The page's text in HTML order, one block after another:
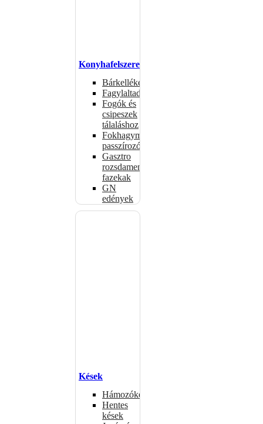
Konyhafelszerelés
Bárkellékek
Fagylaltadagolók
Fogók és
csipeszek
tálaláshoz
Fokhagymaprések,
passzírozók
Gasztro
rozsdamentes
fazekak
GN
edények
Kések
Hámozókések
Hentes
kések